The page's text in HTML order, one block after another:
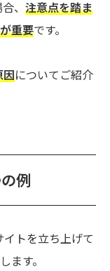
、 注意点を踏ま
重要です。
因についてご紹介
例
イトを立ち上げて
します。